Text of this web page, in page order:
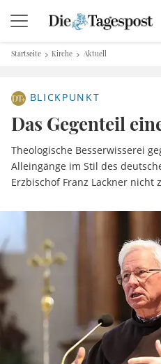
Startseite Kirche Aktuell
BLICKPUNKT
Das Gegenteil
Theologische Besserwisserei
Alleingänge im Stil des
Erzbischof Franz Lackner nicht